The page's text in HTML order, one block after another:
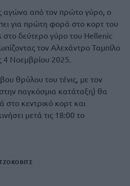
αγώνα από τον πρώτο γύρο, ο
για πρώτη φορά στο κορτ του
δεύτερο γύρο του Hellenic
τον Aλεχάντρο Ταμπίλο
4 Νοεμβρίου 2025.
θρύλου του τένις, με τον
παγκόσμια κατάταξη) θα
στο κεντρικό κορτ και
μετά τις 18:00 το